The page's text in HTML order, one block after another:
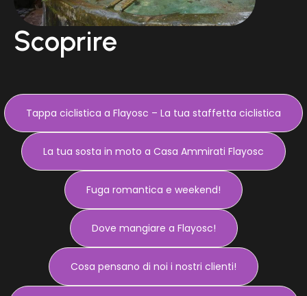
Scoprire
Tappa ciclistica a Flayosc – La tua staffetta ciclistica
La tua sosta in moto a Casa Ammirati Flayosc
Fuga romantica e weekend!
Dove mangiare a Flayosc!
Cosa pensano di noi i nostri clienti!